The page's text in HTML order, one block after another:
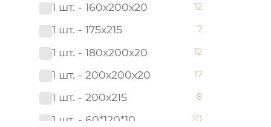
180*200
180х200х20
2 сп. с Евро
2,0 сп.
200х200х20
1 шт. - 160х200х20 12
1 шт. - 175х215 7
1 шт. - 180х200х20 12
1 шт. - 200х200х20 17
1 шт. - 200х215 8
1 шт. - 60*120*10 20